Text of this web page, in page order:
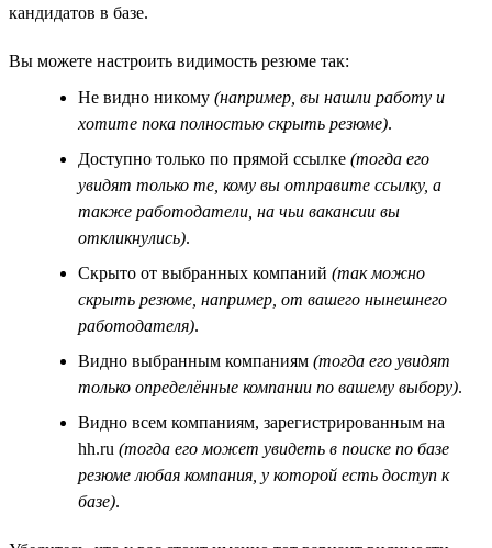
кандидатов в базе.
Вы можете настроить видимость резюме так:
Не видно никому (например, вы нашли работу и
хотите пока полностью скрыть резюме).
Доступно только по прямой ссылке (тогда его
увидят только те, кому вы отправите ссылку, а
также работодатели, на чьи вакансии вы
откликнулись).
Скрыто от выбранных компаний (так можно
скрыть резюме, например, от вашего нынешнего
работодателя).
Видно выбранным компаниям (тогда его увидят
только определённые компании по вашему выбору).
Видно всем компаниям, зарегистрированным на
hh.ru (тогда его может увидеть в поиске по базе
резюме любая компания, у которой есть доступ к
базе).